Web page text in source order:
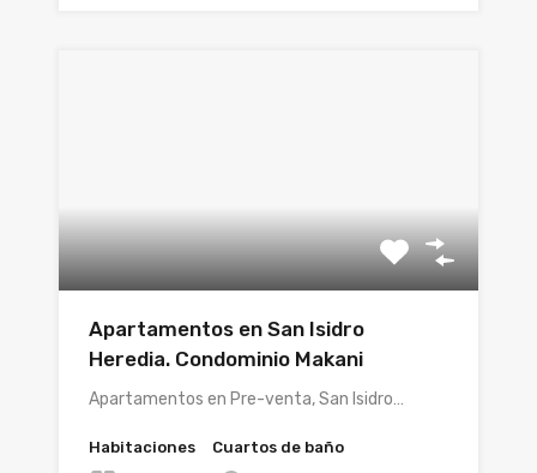
Apartamentos en San Isidro
Heredia. Condominio Makani
Apartamentos en Pre-venta, San Isidro…
Habitaciones Cuartos de baño